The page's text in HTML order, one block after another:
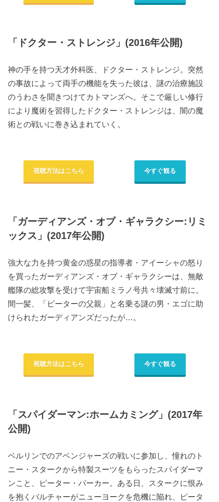
「ドクター・ストレンジ」(2016年公開)
神の手を持つ天才外科医、ドクター・ストレンジ。突然
の事故によって両手の機能を失った彼は、謎の治療施設
のうわさを聞きつけてカトマンズへ。そこで厳しい修行
により魔術を習得したドクター・ストレンジは、闇の魔
術との戦いに巻き込まれていく。
視聴方法はこちら 今すぐ観る
「ガーディアンズ・オブ・ギャラクシー:リミ
ックス」(2017年公開)
強大な力を持つ黄金の惑星の指導者・アイーシャの怒り
を買ったガーディアンズ・オブ・ギャラクシーは、無敵
艦隊の総攻撃を受けて宇宙船ミラノ号共々壊滅寸前に。
間一髪、「ピーターの父親」と名乗る謎の男・エゴに助
けられたガーディアンズだったが…。
視聴方法はこちら 今すぐ観る
「スパイダーマン:ホームカミング」(2017年
公開)
ベルリンでのアベンジャーズの戦いに参加し、憧れのト
ニー・スタークから特製スーツをもらったスパイダーマ
ンこと、ピーター・パーカー。ある日、スタークに恨み
を抱くバルチャーがニューヨークを危機に陥れ、ピータ